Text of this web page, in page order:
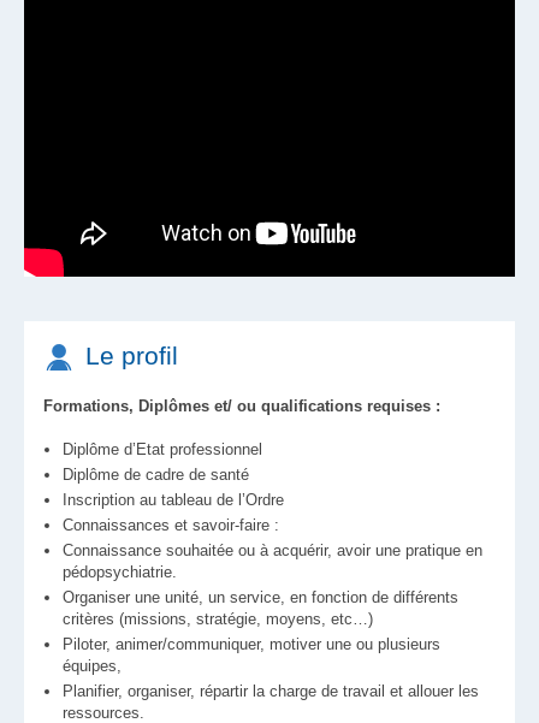
Le profil
Formations, Diplômes et/ ou qualifications requises :
Diplôme d’Etat professionnel
Diplôme de cadre de santé
Inscription au tableau de l’Ordre
Connaissances et savoir-faire :
Connaissance souhaitée ou à acquérir, avoir une pratique en
pédopsychiatrie.
Organiser une unité, un service, en fonction de différents
critères (missions, stratégie, moyens, etc…)
Piloter, animer/communiquer, motiver une ou plusieurs
équipes,
Planifier, organiser, répartir la charge de travail et allouer les
ressources.